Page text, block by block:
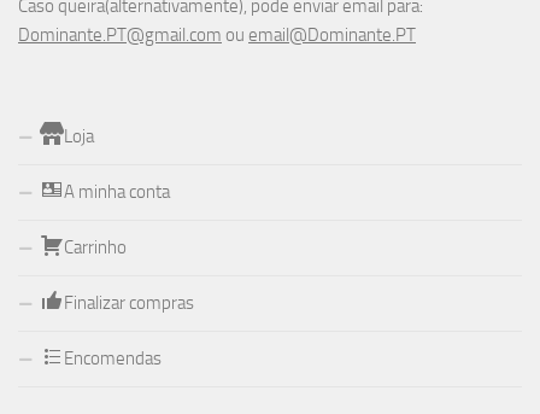
Caso queira(alternativamente), pode enviar email para:
Dominante.PT@gmail.com ou email@Dominante.PT
Loja
A minha conta
Carrinho
Finalizar compras
Encomendas